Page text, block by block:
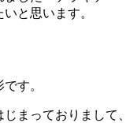
と思います。
す。
まっておりまして、